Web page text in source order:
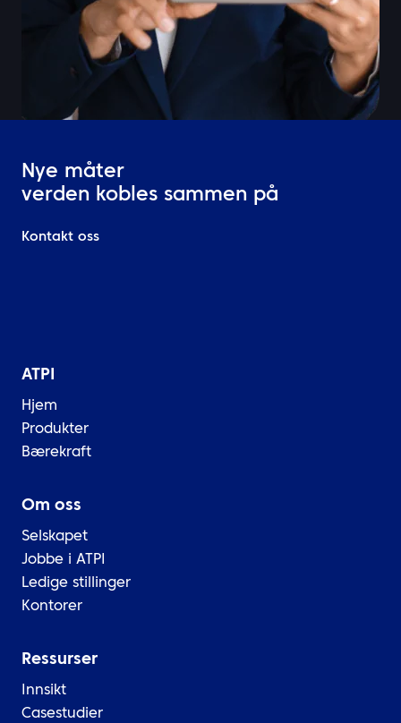
Nye måter
verden kobles sammen på
Kontakt oss
ATPI
Hjem
Produkter
Bærekraft
Om oss
Selskapet
Jobbe i ATPI
Ledige stillinger
Kontorer
Ressurser
Innsikt
Casestudier